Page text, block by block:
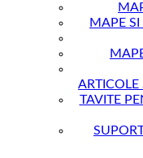
MAPE
ARTICOLE
TAVITE